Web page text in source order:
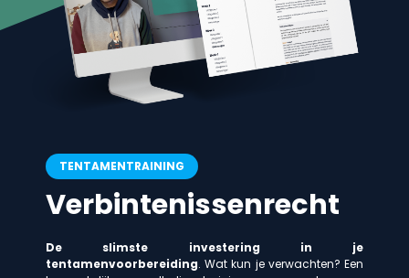
TENTAMENTRAINING
Verbintenissenrecht
De slimste investering in je
tentamenvoorbereiding. Wat kun je verwachten? Een